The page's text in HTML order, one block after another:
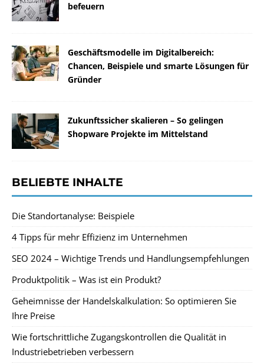
befeuern
Geschäftsmodelle im Digitalbereich:
Chancen, Beispiele und smarte Lösungen für
Gründer
Zukunftssicher skalieren – So gelingen
Shopware Projekte im Mittelstand
BELIEBTE INHALTE
Die Standortanalyse: Beispiele
4 Tipps für mehr Effizienz im Unternehmen
SEO 2024 – Wichtige Trends und Handlungsempfehlungen
Produktpolitik – Was ist ein Produkt?
Geheimnisse der Handelskalkulation: So optimieren Sie
Ihre Preise
Wie fortschrittliche Zugangskontrollen die Qualität in
Industriebetrieben verbessern